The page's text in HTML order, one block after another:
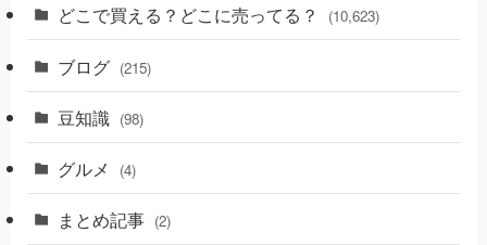
どこで買える？どこに売ってる？ (10,623)
ブログ (215)
豆知識 (98)
グルメ (4)
まとめ記事 (2)